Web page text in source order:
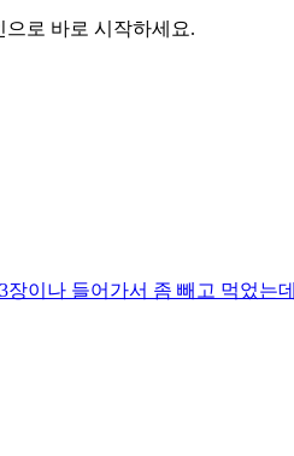
으로 바로 시작하세요.
이나 들어가서 좀 빼고 먹었